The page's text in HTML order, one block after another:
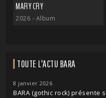
MARY CRY
2026 - Album
TOUTE L'ACTU BARA
8 janvier 2026
BARA (gothic rock) présente